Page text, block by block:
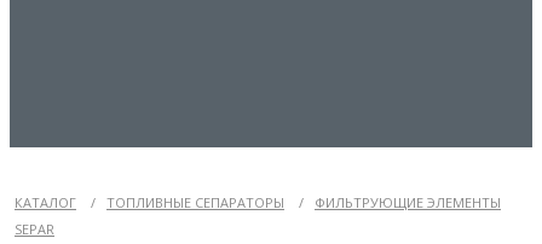
КАТАЛОГ / ТОПЛИВНЫЕ СЕПАРАТОРЫ / ФИЛЬТРУЮЩИЕ ЭЛЕМЕНТЫ
SEPAR